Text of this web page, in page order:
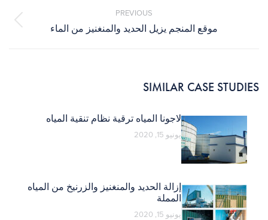
PREVIOUS
Previous
post:
موقع المنجم يزيل الحديد والمنغنيز من الماء
SIMILAR CASE STUDIES
لاجونا المياه ترقية نظام تنقية المياه
يونيو 15, 2020
إزالة الحديد والمنغنيز والزرنيخ من المياه
المملة
يونيو 15, 2020